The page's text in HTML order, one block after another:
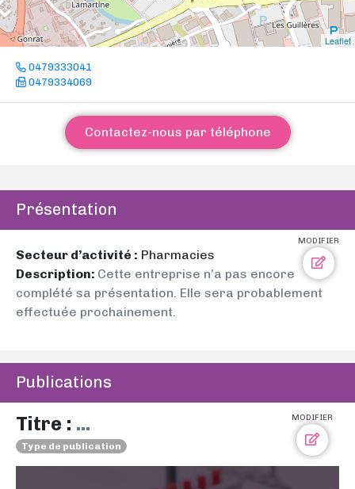
Leaflet
0479333041
0479334069
Contactez-nous par téléphone
Présentation
MODIFIER
Secteur d’activité : Pharmacies
Description: Cette entreprise n’a pas encore
complété sa présentation. Elle sera probablement
effectuée prochainement.
Publications
MODIFIER
Titre : ...
Type de publication